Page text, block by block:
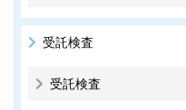
受託検査
受託検査